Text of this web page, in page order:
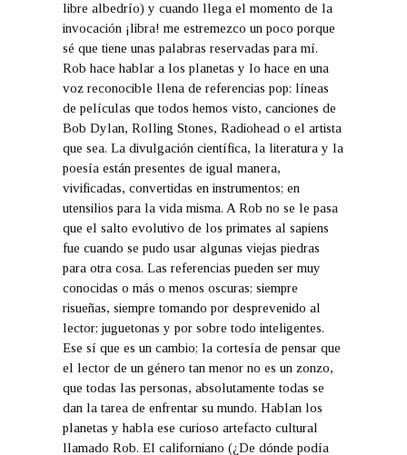
libre albedrío) y cuando llega el momento de la
invocación ¡libra! me estremezco un poco porque
sé que tiene unas palabras reservadas para mí.
Rob hace hablar a los planetas y lo hace en una
voz reconocible llena de referencias pop: líneas
de películas que todos hemos visto, canciones de
Bob Dylan, Rolling Stones, Radiohead o el artista
que sea. La divulgación científica, la literatura y la
poesía están presentes de igual manera,
vivificadas, convertidas en instrumentos; en
utensilios para la vida misma. A Rob no se le pasa
que el salto evolutivo de los primates al sapiens
fue cuando se pudo usar algunas viejas piedras
para otra cosa. Las referencias pueden ser muy
conocidas o más o menos oscuras; siempre
risueñas, siempre tomando por desprevenido al
lector; juguetonas y por sobre todo inteligentes.
Ese sí que es un cambio; la cortesía de pensar que
el lector de un género tan menor no es un zonzo,
que todas las personas, absolutamente todas se
dan la tarea de enfrentar su mundo. Hablan los
planetas y habla ese curioso artefacto cultural
llamado Rob. El californiano (¿De dónde podía